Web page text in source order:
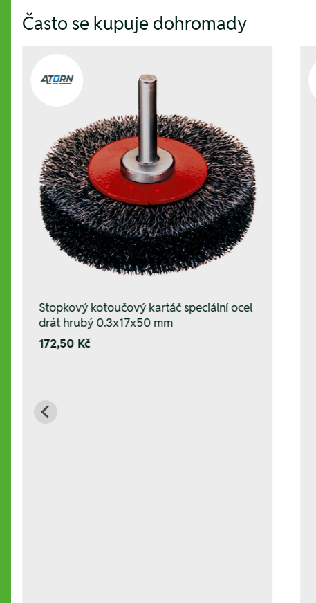
Často se kupuje dohromady
Stopkový kotoučový kartáč speciální ocel
drát hrubý 0.3x17x50 mm
172,50 Kč